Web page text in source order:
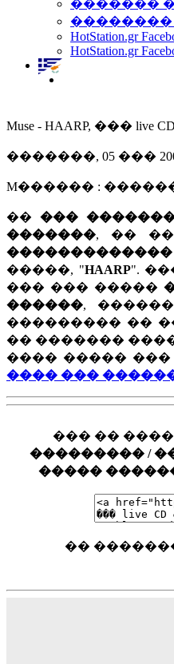
�������
��������
HotStation.gr
HotStation.gr
Muse - HAARP, ��� live
�������, 05 ��� 2008
M������ :
�� ���
�������, ��
�������������
�����, "HAARP".
��� ��� �����
������,
��������� ��
�� �������
���� �����
���� ���
��� ��
��������� /
�����
��